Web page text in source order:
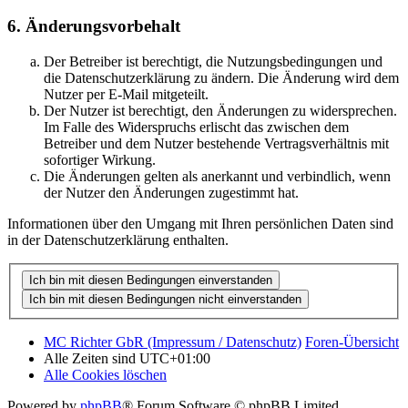
6. Änderungsvorbehalt
Der Betreiber ist berechtigt, die Nutzungsbedingungen und
die Datenschutzerklärung zu ändern. Die Änderung wird dem
Nutzer per E-Mail mitgeteilt.
Der Nutzer ist berechtigt, den Änderungen zu widersprechen.
Im Falle des Widerspruchs erlischt das zwischen dem
Betreiber und dem Nutzer bestehende Vertragsverhältnis mit
sofortiger Wirkung.
Die Änderungen gelten als anerkannt und verbindlich, wenn
der Nutzer den Änderungen zugestimmt hat.
Informationen über den Umgang mit Ihren persönlichen Daten sind
in der Datenschutzerklärung enthalten.
MC Richter GbR (Impressum / Datenschutz) Foren-Übersicht
Alle Zeiten sind UTC+01:00
Alle Cookies löschen